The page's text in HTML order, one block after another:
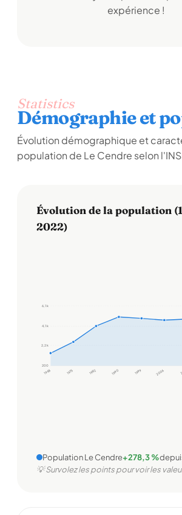
expérience !
Statistics
Démographie et
Évolution démographique et
population de Le Cendre selon
Évolution de la population
2022)
200
2,2 k
4,1 k
6,1 k
1968 1975 1982 1990 1999 2006
Population Le Cendre+278,3 %
💡 Survolez les points pour voir les